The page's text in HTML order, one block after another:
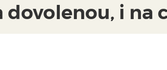
dovolenou, i na